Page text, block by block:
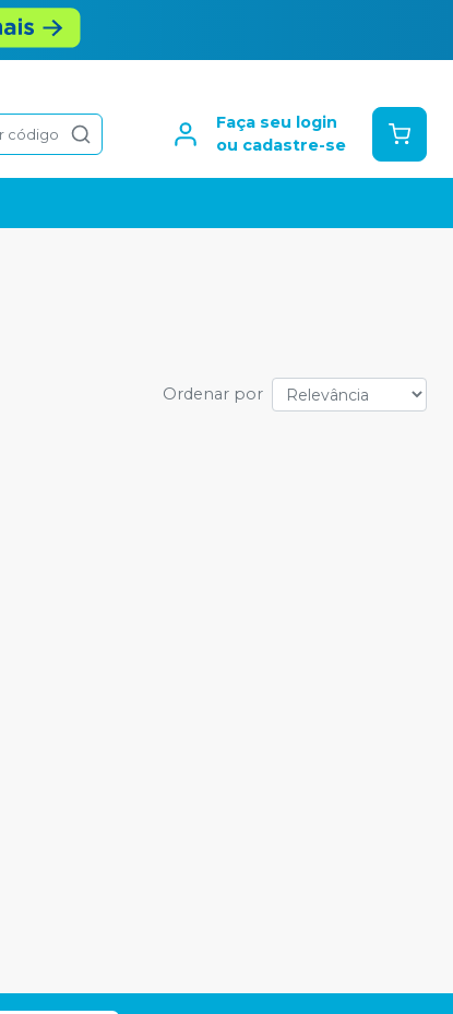
código
Faça seu login
ou cadastre-se
Ordenar por